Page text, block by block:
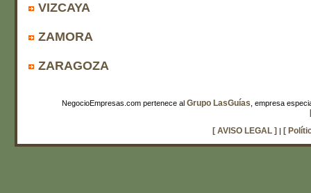
VIZCAYA
ZAMORA
ZARAGOZA
NegocioEmpresas.com pertenece al Grupo LasGuías , empresa
[ AVISO LEGAL ] | [